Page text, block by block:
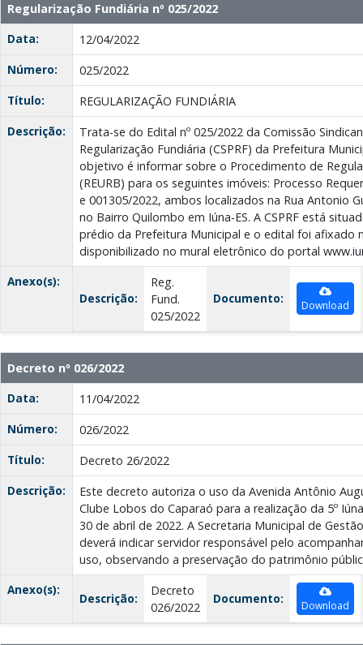
Regularização Fundiária nº 025/2022
Data:
12/04/2022
Número:
025/2022
Título:
REGULARIZAÇÃO FUNDIÁRIA
Descrição:
Trata-se do Edital nº 025/2022 da Comissão
Regularização Fundiária (CSPRF) da Prefeitura
objetivo é informar sobre o Procedimento de
(REURB) para os seguintes imóveis: Processo
e 001305/2022, ambos localizados na Rua Antonio
no Bairro Quilombo em Iúna-ES. A CSPRF está
prédio da Prefeitura Municipal e o edital foi afixado
disponibilizado no mural eletrônico do portal
Anexo(s):
Descrição:
Reg.
Fund.
025/2022
Documento: Download
Decreto nº 026/2022
Data:
11/04/2022
Número:
026/2022
Título:
Decreto 26/2022
Descrição:
Este decreto autoriza o uso da Avenida Antônio
Clube Lobos do Caparaó para a realização da 5º
30 de abril de 2022. A Secretaria Municipal de
deverá indicar servidor responsável pelo
uso, observando a preservação do patrimônio
Anexo(s):
Descrição:
Decreto
026/2022
Documento: Download